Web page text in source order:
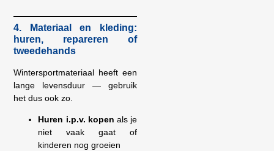
4. Materiaal en kleding:
huren, repareren of
tweedehands
Wintersportmateriaal heeft een
lange levensduur — gebruik
het dus ook zo.
Huren i.p.v. kopen als je
niet vaak gaat of
kinderen nog groeien